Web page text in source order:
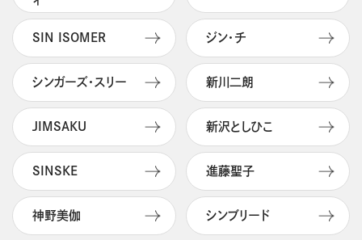
SIN ISOMER ジン・チ
シンガーズ・スリー 新川二朗
JIMSAKU 新沢としひこ
SINSKE 進藤聖子
神野美伽 シンブリード